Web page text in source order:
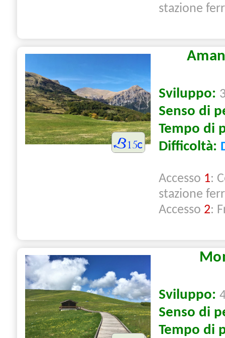
stazione
Sviluppo:
Senso di
Tempo di
Difficoltà:
Accesso 1:
stazione
Accesso 2:
Sviluppo:
Senso di
Tempo di